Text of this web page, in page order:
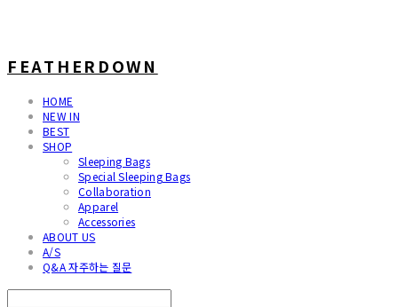
FEATHERDOWN
HOME
NEW IN
BEST
SHOP
Sleeping Bags
Special Sleeping Bags
Collaboration
Apparel
Accessories
ABOUT US
A/S
Q&A 자주하는 질문